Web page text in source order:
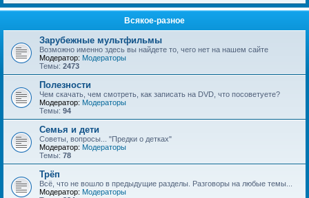
Всякое-разное
Зарубежные мультфильмы
Возможно именно здесь вы найдете то, чего нет на нашем сайте
Модератор: Модераторы
Темы: 2473
Полезности
Чем скачать, чем смотреть, как записать на DVD, что посоветуете?
Модератор: Модераторы
Темы: 94
Семья и дети
Советы, вопросы... "Предки о детках"
Модератор: Модераторы
Темы: 78
Трёп
Всё, что не вошло в предыдущие разделы. Разговоры на любые темы...
Модератор: Модераторы